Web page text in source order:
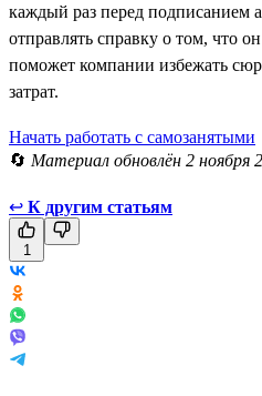
каждый раз перед подписанием
отправлять справку о том, что
поможет компании избежать
затрат.
Начать работать с самозанятыми
🔄 Материал обновлён 2 ноября
↩ К другим статьям
1